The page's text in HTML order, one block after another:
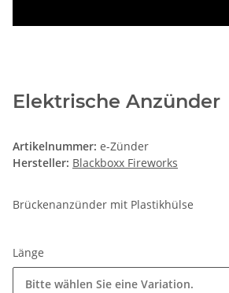
Elektrische Anzünder
Artikelnummer: e-Zünder
Hersteller: Blackboxx Fireworks
Brückenanzünder mit Plastikhülse
Länge
Bitte wählen Sie eine Variation.